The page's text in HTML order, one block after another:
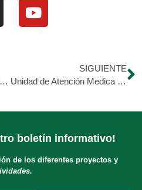
¡Muchas gracias por hacer posible esta gran labor!
SIGUIENTE
Unidad de Atención Medica de HDM
boletín informativo!
de los diferentes proyectos y